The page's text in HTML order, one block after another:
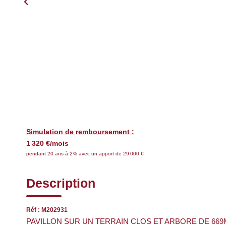
Simulation de remboursement :
1 320 €/mois
pendant 20 ans à 2% avec un apport de 29 000 €
Description
Réf : M202931
PAVILLON SUR UN TERRAIN CLOS ET ARBORE DE